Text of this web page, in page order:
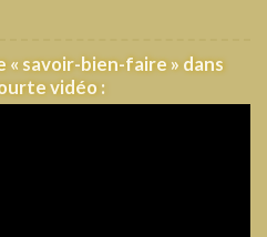
savoir-bien-faire » dans
vidéo :